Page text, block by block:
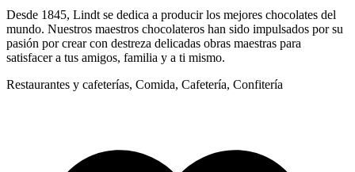
Desde 1845, Lindt se dedica a producir los mejores chocolates del
mundo. Nuestros maestros chocolateros han sido impulsados por su
pasión por crear con destreza delicadas obras maestras para
satisfacer a tus amigos, familia y a ti mismo.
Restaurantes y cafeterías, Comida, Cafetería, Confitería